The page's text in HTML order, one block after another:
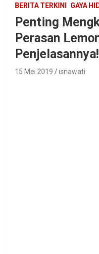
BERITA TERKINI GAYA
Penting
Perasan
Penjelasannya!
15 Mei 2019 isnawati